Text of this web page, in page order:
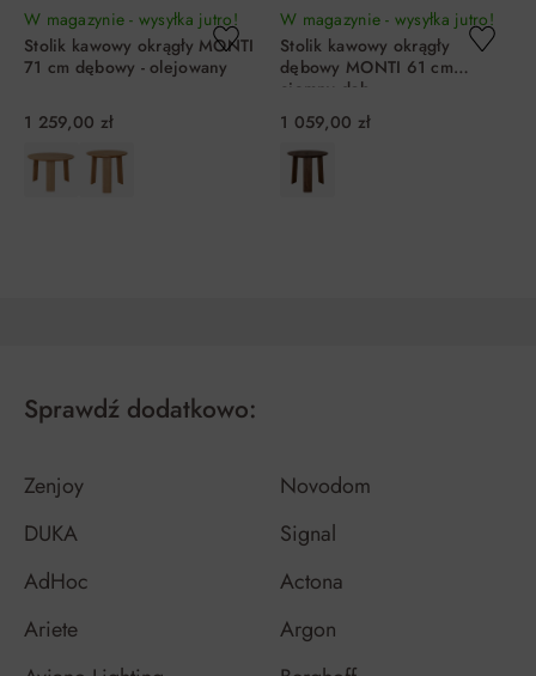
W magazynie - wysyłka jutro!
Stolik kawowy okrągły MONTI
71 cm dębowy - olejowany
1 259,00 zł
W magazynie - wysyłka jutro!
Stolik kawowy okrągły
dębowy MONTI 61 cm
ciemny dąb
1 059,00 zł
Sprawdź dodatkowo:
Zenjoy
Novodom
DUKA
Signal
AdHoc
Actona
Ariete
Argon